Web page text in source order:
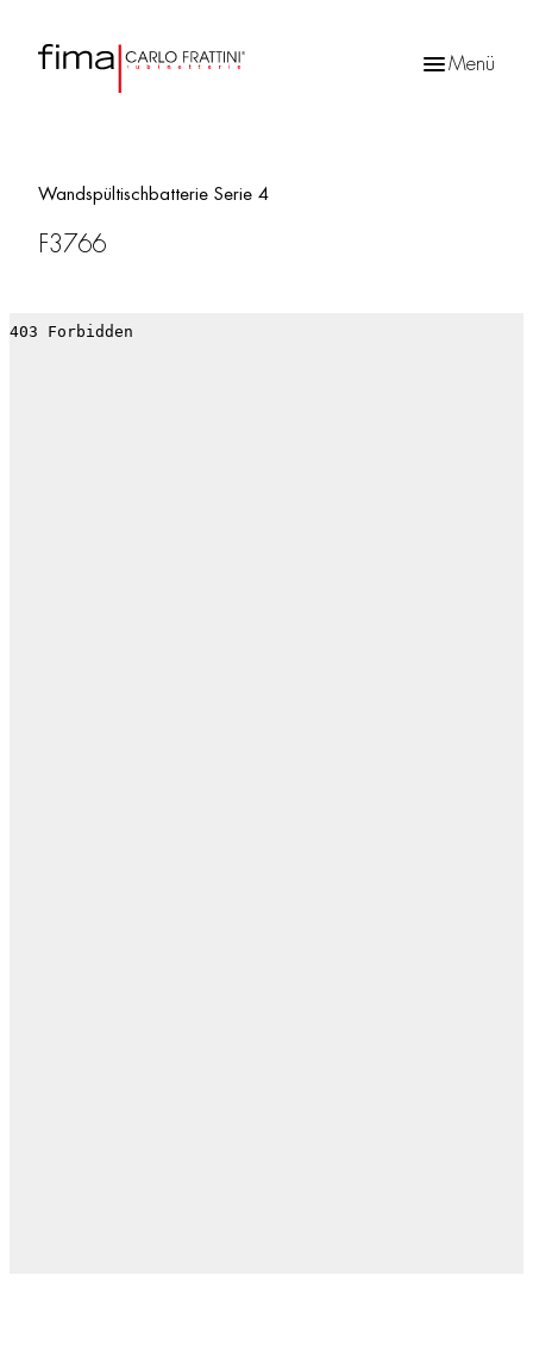
Menü
Wandspültischbatterie Serie 4
F3766